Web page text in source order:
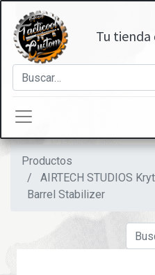
Tu tienda
Productos
AIRTECH STUDIOS
Barrel Stabilizer